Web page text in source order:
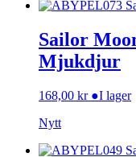
Sailor
Mjukdjur
168,00 kr ●I lager
Nytt